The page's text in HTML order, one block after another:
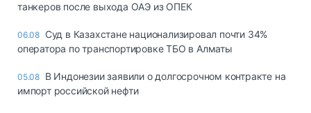
танкеров после выхода ОАЭ из ОПЕК
06.08 Суд в Казахстане национализировал почти 34%
оператора по транспортировке ТБО в Алматы
05.08 В Индонезии заявили о долгосрочном контракте на
импорт российской нефти